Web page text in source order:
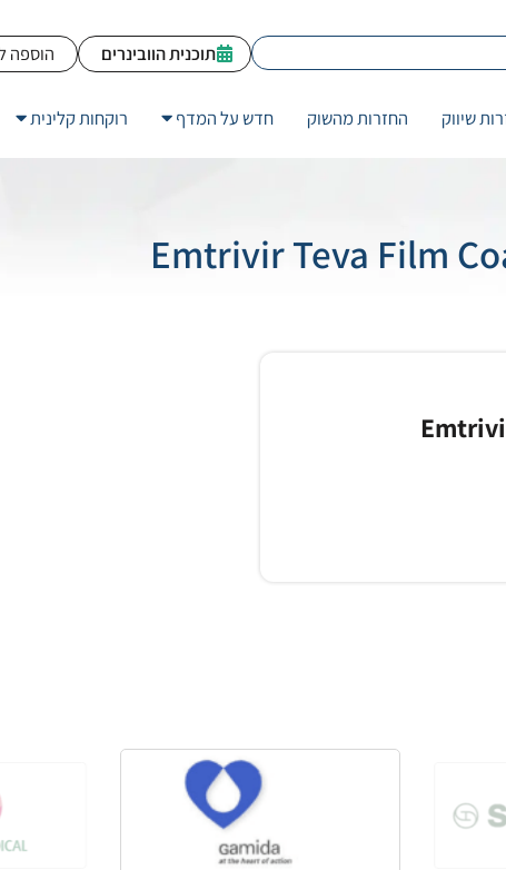
הוספה תוכנית הוובינרים
שיווק החזרות מהשוק חדש על המדף רוקחות קלינית